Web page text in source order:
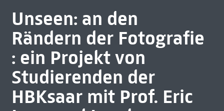
Unseen: an den
Rändern der Fotografie
: ein Projekt von
Studierenden der
HBKsaar mit Prof. Eric